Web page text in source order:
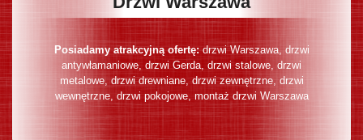
Posiadamy atrakcyjną ofertę: drzwi Warszawa, drzwi
antywłamaniowe, drzwi Gerda, drzwi stalowe, drzwi
metalowe,drzwi drewniane, drzwi zewnętrzne, drzwi
wewnętrzne, drzwi pokojowe, montaż drzwi Warszawa